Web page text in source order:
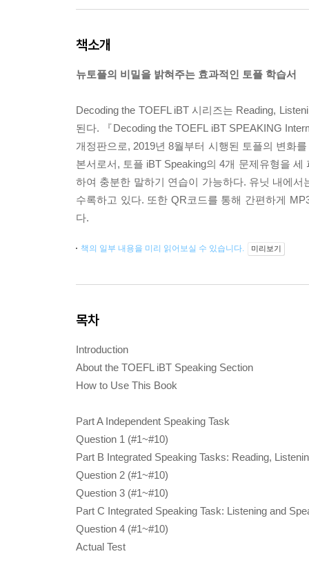
책소개
뉴토플의 비밀을 밝혀주는 효과적인 토플 학습서
Decoding the TOEFL iBT 시리즈는 Reading,
된다. 『Decoding the TOEFL iBT SPEAKING
개정판으로, 2019년 8월부터 시행된 토플의 변화
본서로서, 토플 iBT Speaking의 4개 문제유형을
하여 충분한 말하기 연습이 가능하다. 유닛 내에
수록하고 있다. 또한 QR코드를 통해 간편하게
다.
책의 일부 내용을 미리 읽어보실 수 있습니다. 미리보기
목차
Introduction
About the TOEFL iBT Speaking Section
How to Use This Book
Part A Independent Speaking Task
Question 1 (#1~#10)
Part B Integrated Speaking Tasks: Reading,
Question 2 (#1~#10)
Question 3 (#1~#10)
Part C Integrated Speaking Task: Listening and
Question 4 (#1~#10)
Actual Test